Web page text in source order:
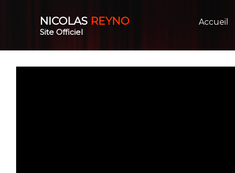
NICOLAS REYNO
Site Officiel
Accueil